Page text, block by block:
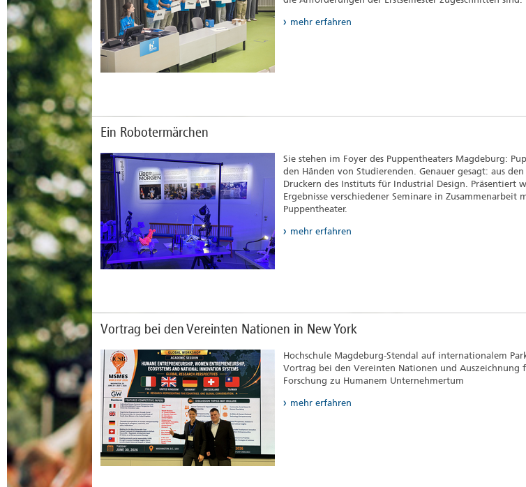
mehr erfahren
Ein Robotermärchen
Sie stehen im Foyer des Puppentheaters Magdeburg:
den Händen von Studierenden. Genauer gesagt: aus den
Druckern des Instituts für Industrial Design. Präsentiert
Ergebnisse verschiedener Seminare in Zusammenarbeit
Puppentheater.
mehr erfahren
Vortrag bei den Vereinten Nationen in New York
Hochschule Magdeburg-Stendal auf internationalem
Vortrag bei den Vereinten Nationen und Auszeichnung
Forschung zu Humanem Unternehmertum
mehr erfahren